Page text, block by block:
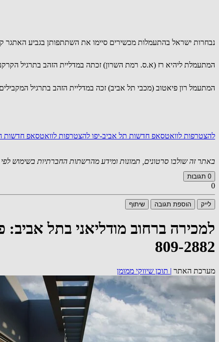
נבחרות ישראל בהתעמלות מכשירים סיימו את השתתפותן בגביע האתגר
המתעמלת ליהיא רז (א.ס. רמת השרון) זכתה במדליית הזהב בתרגיל הקרקע, לאחר שקיבלה ציון של 13.200 נקודות וסיימה במקום הראשון. בנוסף, סיימה רז
המתעמל רון פיאטוב (מכבי תל אביב) זכה במדליית הזהב בתרגיל המקבילים. פיאטוב השיג ציון של 13.933 נקודות, אשר העניק
להצטרפות לוואטסאפ חדשות תל אביב-יפו להצטרפות לוואטסאפ חדשות
באתר זה שולבו סרטונים, תמונות ומידע מהרשתות החברתיות בשימוש לפי סעיף 27א לחוק זכויות יוצרים. במידה
0 תגובות
0
לייק הוספת תגובה שיתוף
809-2882
מערכת האתר | תוכן שיווקי ממומן